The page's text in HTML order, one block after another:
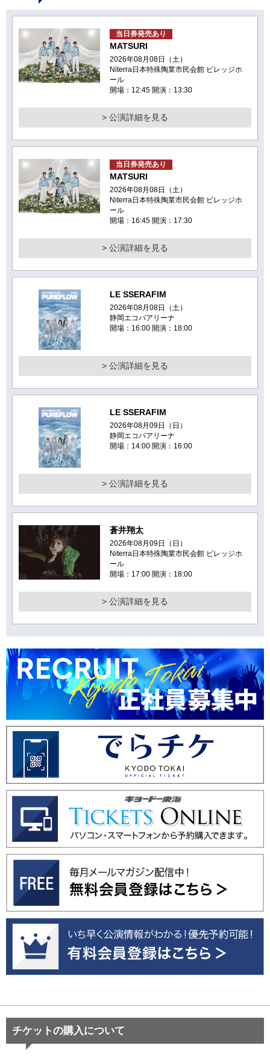
当日券発売あり
MATSURI
2026年08月08日（土）
Niterra日本特殊陶業市民会館 ビレッジホ
ール
開場：12:45 開演：13:30
> 公演詳細を見る
当日券発売あり
MATSURI
2026年08月08日（土）
Niterra日本特殊陶業市民会館 ビレッジホ
ール
開場：16:45 開演：17:30
> 公演詳細を見る
LE SSERAFIM
2026年08月08日（土）
静岡エコパアリーナ
開場：16:00 開演：18:00
> 公演詳細を見る
LE SSERAFIM
2026年08月09日（日）
静岡エコパアリーナ
開場：14:00 開演：16:00
> 公演詳細を見る
蒼井翔太
2026年08月09日（日）
Niterra日本特殊陶業市民会館 ビレッジホ
ール
開場：17:00 開演：18:00
> 公演詳細を見る
チケットの購入について